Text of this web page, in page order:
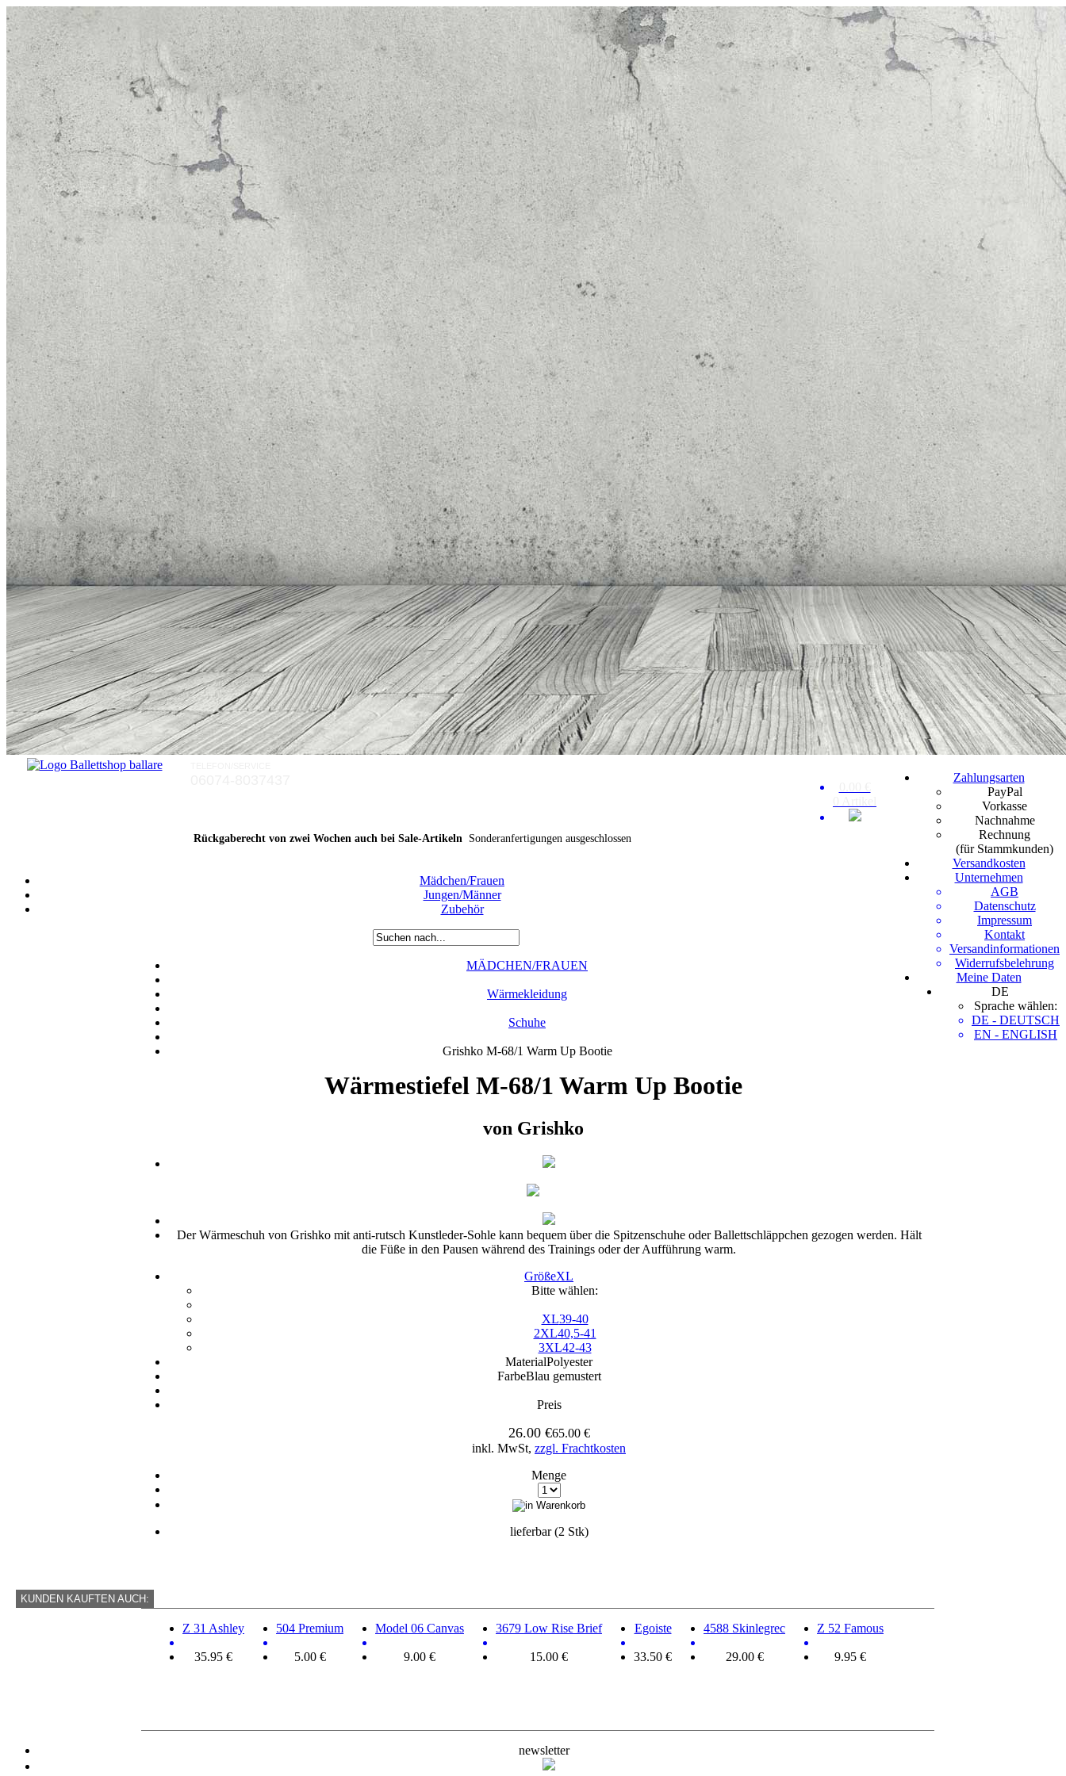
Zahlungsarten
PayPal
Vorkasse
Nachnahme
Rechnung
(für Stammkunden)
Versandkosten
Unternehmen
AGB
Datenschutz
Impressum
Kontakt
Versandinformationen
Widerrufsbelehrung
Meine Daten
DE
Sprache wählen:
DE - DEUTSCH
EN - ENGLISH
Rückgaberecht von zwei Wochen auch bei Sale-Artikeln Sonderanfertigungen ausgeschlossen
Mädchen/Frauen
Jungen/Männer
Zubehör
MÄDCHEN/FRAUEN
Wärmekleidung
Schuhe
Grishko M-68/1 Warm Up Bootie
Wärmestiefel M-68/1 Warm Up Bootie
von Grishko
Der Wärmeschuh von Grishko mit anti-rutsch Kunstleder-Sohle kann bequem über die Spitzenschuhe oder Ballettschläppchen gezogen werden. Hält
die Füße in den Pausen während des Trainings oder der Aufführung warm.
GrößeXL
Bitte wählen:
XL39-40
2XL40,5-41
3XL42-43
MaterialPolyester
FarbeBlau gemustert
Preis
26.00 €65.00 €
inkl. MwSt, zzgl. Frachtkosten
Menge
lieferbar (2 Stk)
KUNDEN KAUFTEN AUCH:
Z 31 Ashley
35.95 €
504 Premium
5.00 €
Model 06 Canvas
9.00 €
3679 Low Rise Brief
15.00 €
Egoiste
33.50 €
4588 Skinlegrec
29.00 €
Z 52 Famous
9.95 €
newsletter